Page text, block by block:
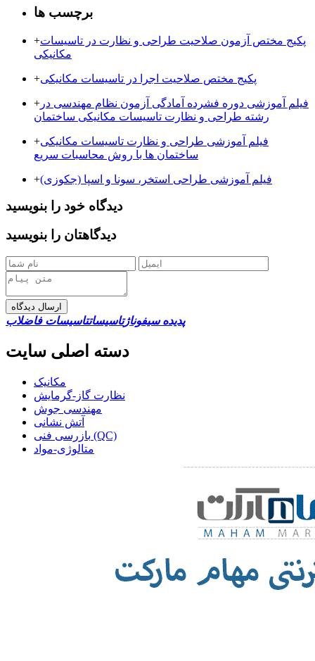
برچسب ها
+پکیج مختص آزمون صلاحیت طراحی و نظارت در تاسیسات
مکانیکی
+پکیج مختص صلاحیت اجرا در تاسیسات مکانیکی
+ فیلم آموزشی دوره فشرده آمادگی آزمون نظام مهندسی در
رشته طراحی و نظارت تاسیسات مکانیکی ساختمان
+فیلم آموزشی طراحی و نظارت تاسیسات مکانیکی
ساختمان ها با روش محاسبات سریع
+فیلم آموزشی طراحی استخر، سونا و اسپا (جکوزی)
دیدگاه خود را بنویسید
دیدگاهتان را بنویسید
ارسال دیدگاه
پدیده سیفوناژتاسیساتتاسیسات فاضلاب
دسته اصلی سایت
مکانیک
نظارت گاز-گرمایش
مهندسی جوش
آتش نشانی
بازرسی فنی (QC)
متالوژی-مواد